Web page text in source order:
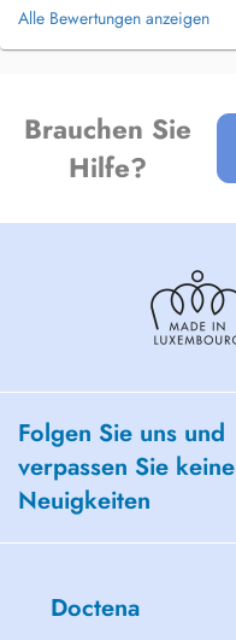
Alle Bewertungen anzeigen
Brauchen Sie
Hilfe?
Folgen Sie uns und
verpassen Sie keine
Neuigkeiten
Doctena